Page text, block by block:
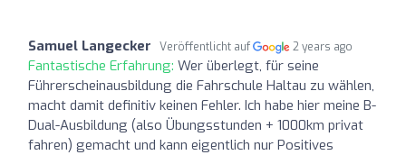
Samuel Langecker Veröffentlicht auf 2 years ago
Fantastische Erfahrung: Wer überlegt, für seine
Führerscheinausbildung die Fahrschule Haltau zu wählen,
macht damit definitiv keinen Fehler. Ich habe hier meine B-
Dual-Ausbildung (also Übungsstunden + 1000km privat
fahren) gemacht und kann eigentlich nur Positives